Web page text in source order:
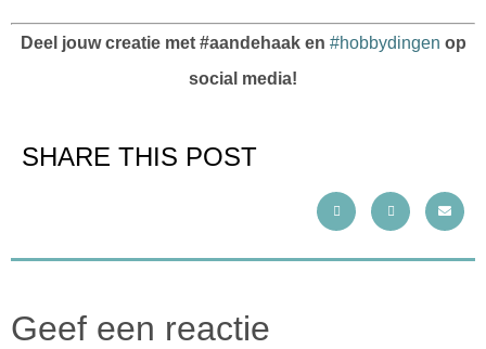
Deel jouw creatie met #aandehaak en #hobbydingen op
social media!
SHARE THIS POST
Geef een reactie